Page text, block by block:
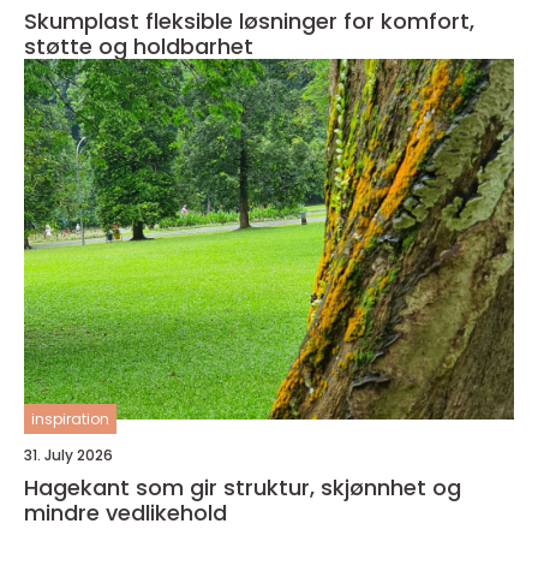
Skumplast fleksible løsninger for komfort,
støtte og holdbarhet
inspiration
31. July 2026
Hagekant som gir struktur, skjønnhet og
mindre vedlikehold